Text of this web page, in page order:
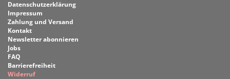
Datenschutzerklärung
Impressum
Zahlung und Versand
Kontakt
Newsletter abonnieren
Jobs
FAQ
Barrierefreiheit
Widerruf